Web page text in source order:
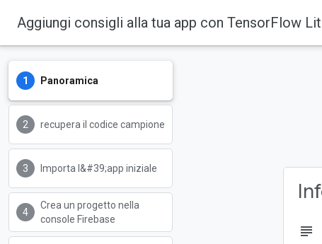
Aggiungi consigli alla tua app con TensorFlow
Panoramica
recupera il codice campione
Importa l&#39;app iniziale
Crea un progetto nella
console Firebase
subject